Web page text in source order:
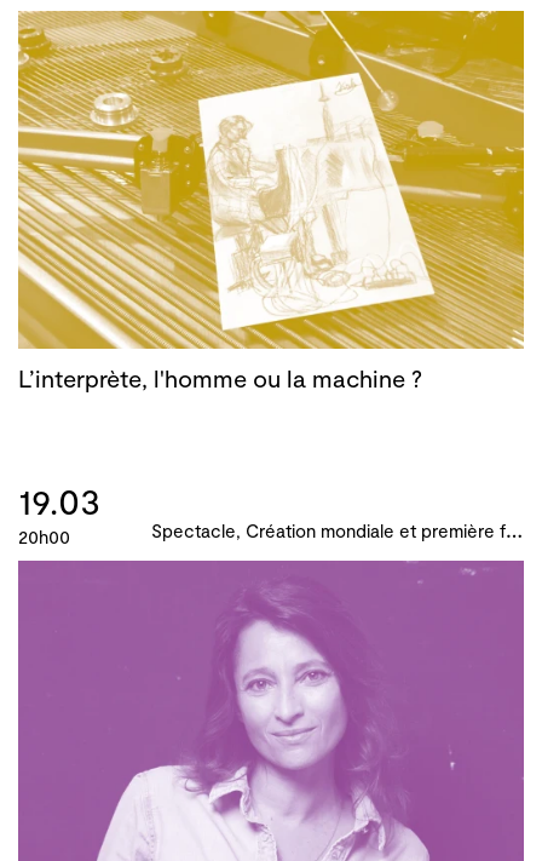
L’interprète, l'homme ou la machine ?
19.03
20h00 S
pectacle, Création mondiale et première française, B!ME 2024